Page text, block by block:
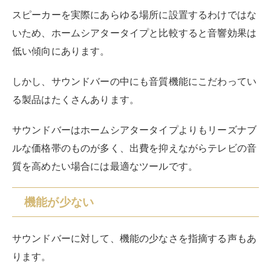
スピーカーを実際にあらゆる場所に設置するわけではな
いため、ホームシアタータイプと比較すると音響効果は
低い傾向にあります。
しかし、サウンドバーの中にも音質機能にこだわってい
る製品はたくさんあります。
サウンドバーはホームシアタータイプよりもリーズナブ
ルな価格帯のものが多く、出費を抑えながらテレビの音
質を高めたい場合には最適なツールです。
機能が少ない
サウンドバーに対して、機能の少なさを指摘する声もあ
ります。